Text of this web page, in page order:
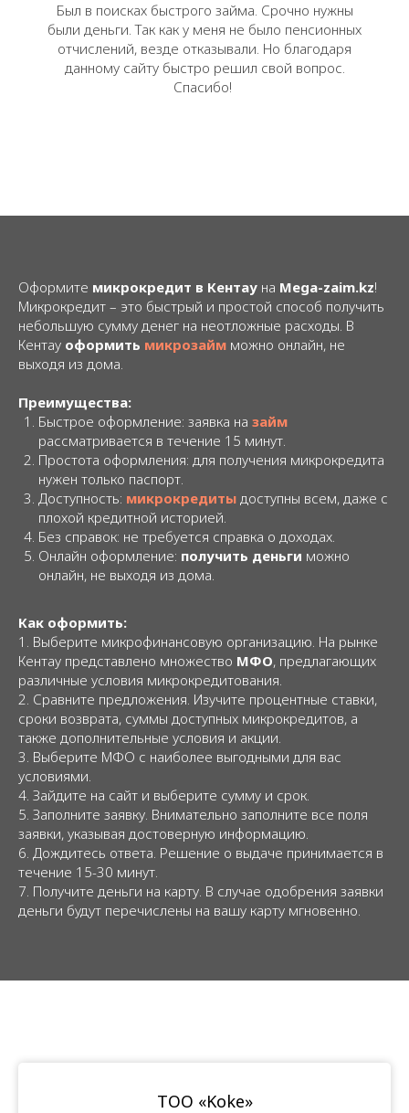
Был в поисках быстрого займа. Срочно нужны
были деньги. Так как у меня не было пенсионных
отчислений, везде отказывали. Но благодаря
данному сайту быстро решил свой вопрос.
Спасибо!
Оформите микрокредит в Кентау на Mega-zaim.kz!
Микрокредит – это быстрый и простой способ получить
небольшую сумму денег на неотложные расходы. В
Кентау оформить микрозайм можно онлайн, не
выходя из дома.
Преимущества:
Быстрое оформление: заявка на займ
рассматривается в течение 15 минут.
Простота оформления: для получения микрокредита
нужен только паспорт.
Доступность: микрокредиты доступны всем, даже с
плохой кредитной историей.
Без справок: не требуется справка о доходах.
Онлайн оформление: получить деньги можно
онлайн, не выходя из дома.
Как оформить:
1. Выберите микрофинансовую организацию. На рынке
Кентау представлено множество МФО, предлагающих
различные условия микрокредитования.
2. Сравните предложения. Изучите процентные ставки,
сроки возврата, суммы доступных микрокредитов, а
также дополнительные условия и акции.
3. Выберите МФО с наиболее выгодными для вас
условиями.
4. Зайдите на сайт и выберите сумму и срок.
5. Заполните заявку. Внимательно заполните все поля
заявки, указывая достоверную информацию.
6. Дождитесь ответа. Решение о выдаче принимается в
течение 15-30 минут.
7. Получите деньги на карту. В случае одобрения заявки
деньги будут перечислены на вашу карту мгновенно.
ТОО «Koke»